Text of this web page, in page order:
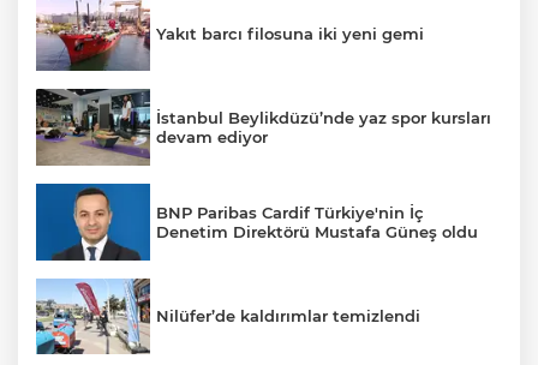
Yakıt barcı filosuna iki yeni gemi
İstanbul Beylikdüzü’nde yaz spor kursları
devam ediyor
BNP Paribas Cardif Türkiye'nin İç
Denetim Direktörü Mustafa Güneş oldu
Nilüfer’de kaldırımlar temizlendi